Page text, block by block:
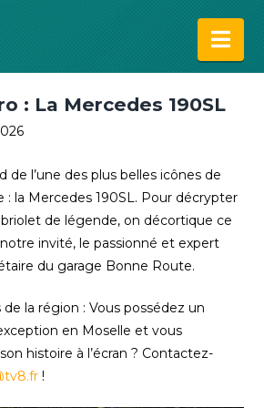
: La Mercedes 190SL
de l’une des plus belles icônes de
: la Mercedes 190SL. Pour décrypter
de légende, on décortique ce
invité, le passionné et expert
du garage Bonne Route.
de la région : Vous possédez un
en Moselle et vous
histoire à l’écran ? Contactez-
!